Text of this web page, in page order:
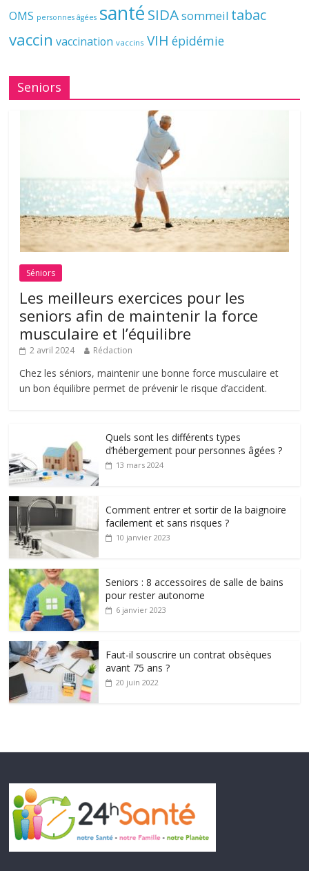
OMS personnes âgées santé SIDAsommeil tabac
vaccin vaccination vaccins VIH épidémie
Seniors
Séniors
Les meilleurs exercices pour les
seniors afin de maintenir la force
musculaire et l’équilibre
2 avril 2024 Rédaction
Chez les séniors, maintenir une bonne force musculaire et
un bon équilibre permet de prévenir le risque d’accident.
Quels sont les différents types
d’hébergement pour personnes âgées ?
13 mars 2024
Comment entrer et sortir de la baignoire
facilement et sans risques ?
10 janvier 2023
Seniors : 8 accessoires de salle de bains
pour rester autonome
6 janvier 2023
Faut-il souscrire un contrat obsèques
avant 75 ans ?
20 juin 2022